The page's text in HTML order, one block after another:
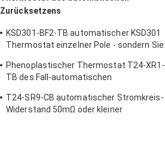
Zurücksetzens
KSD301-BF2-TB automatischer KSD301
Thermostat einzelner Pole - sondern Sie
Phenoplastischer Thermostat T24-XR1-
TB des Fall-automatischen
Temp 0℃~250℃ UL/CUL
T24-SR9-CB automatischer Stromkreis-
Widerstand 50mΩ oder kleiner